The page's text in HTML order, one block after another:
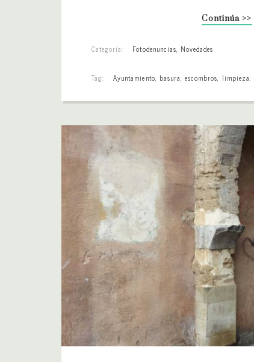
Continúa >>
Categoría: Fotodenuncias, Novedades
Tag: Ayuntamiento, basura,escombros, limpieza,